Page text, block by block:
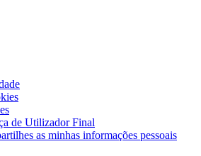
de Utilizador Final
as minhas informações pessoais